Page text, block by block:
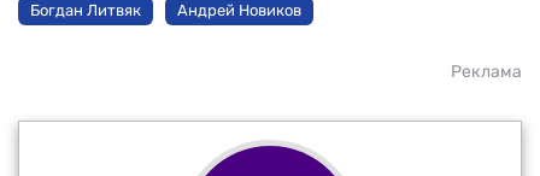
Богдан Литвяк Андрей Новиков
Реклама